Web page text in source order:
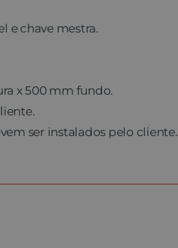
e chave mestra.
x 500 mm fundo.
ser instalados pelo cliente.